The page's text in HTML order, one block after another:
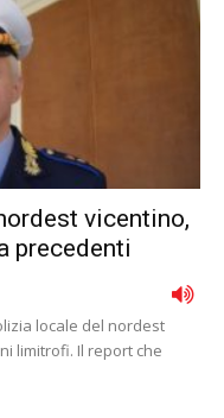
vicentino,
precedenti
locale del nordest
limitrofi. Il report che